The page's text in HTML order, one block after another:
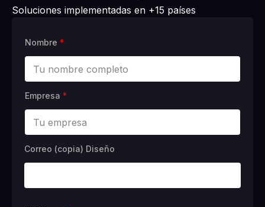
Soluciones implementadas en +15 países
Nombre *
Empresa *
Correo (copia) Diseño